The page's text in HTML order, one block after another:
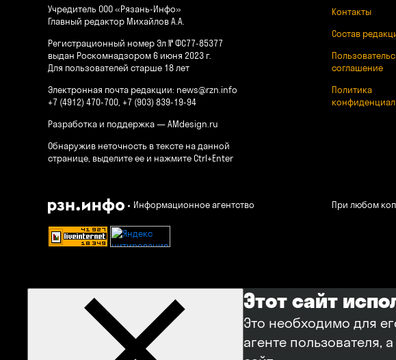
Учредитель ООО «Рязань-Инфо»
Главный редактор Михайлов А.А.
Регистрационный номер Эл № ФС77-85377
выдан Роскомнадзором 6 июня 2023 г.
Для пользователей старше 18 лет
Электронная почта редакции: news@rzn.info
+7 (4912) 470-700, +7 (903) 839-19-94
Разработка и поддержка —AMdesign.ru
Обнаружив неточность в тексте на данной
странице, выделите ее и нажмите Ctrl+Enter
Контакты
Состав
соглашение
Политика
Информационное агентство При любом
Этот сайт
Это необходимо для
агенте пользователя,